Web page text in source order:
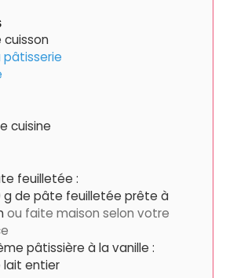
cuisson
pâtisserie
cuisine
feuilletée :
g de pâte feuilletée prête à
ou faite maison selon votre
pâtissière à la vanille :
lait entier